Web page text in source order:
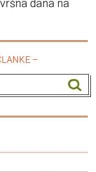
dana na
–